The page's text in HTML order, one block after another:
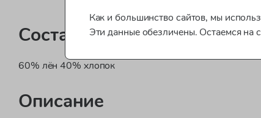
Состав
60% лён 40% хлопок
Описание
Как и большинство сайтов, мы
Эти данные обезличены. Остаемся на